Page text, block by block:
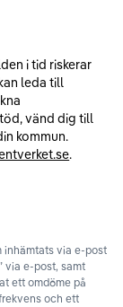
i tid riskerar
leda till
vänd dig till
kommun.
.
inhämtats via e-post
via e-post, samt
ett omdöme på
och ett